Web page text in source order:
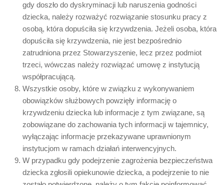
gdy doszło do dyskryminacji lub naruszenia godności
dziecka, należy rozważyć rozwiązanie stosunku pracy z
osobą, która dopuściła się krzywdzenia. Jeżeli osoba, która
dopuściła się krzywdzenia, nie jest bezpośrednio
zatrudniona przez Stowarzyszenie, lecz przez podmiot
trzeci, wówczas należy rozwiązać umowę z instytucją
współpracującą.
Wszystkie osoby, które w związku z wykonywaniem
obowiązków służbowych powzięły informację o
krzywdzeniu dziecka lub informacje z tym związane, są
zobowiązane do zachowania tych informacji w tajemnicy,
wyłączając informacje przekazywane uprawnionym
instytucjom w ramach działań interwencyjnych.
W przypadku gdy podejrzenie zagrożenia bezpieczeństwa
dziecka zgłosili opiekunowie dziecka, a podejrzenie to nie